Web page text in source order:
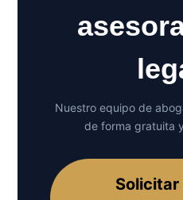
Nuestro equipo de
de forma gratuita
Solicitar